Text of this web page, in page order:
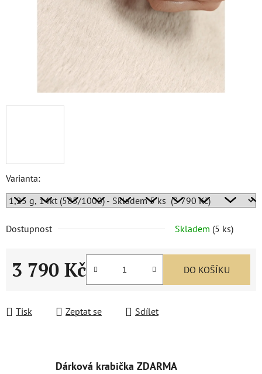
Varianta:
Dostupnost Skladem (5 ks)
3 790 Kč DO KOŠÍKU
Tisk Zeptat se Sdílet
Dárková krabička ZDARMA